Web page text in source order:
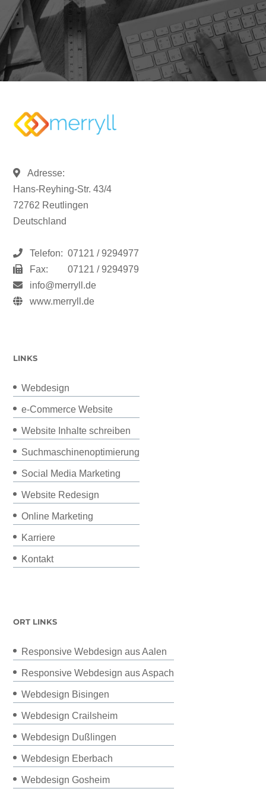
Adresse:
Hans-Reyhing-Str. 43/4
72762 Reutlingen
Deutschland
Telefon: 07121 / 9294977
Fax:
07121 / 9294979
info@merryll.de
www.merryll.de
LINKS
Webdesign
e-Commerce Website
Website Inhalte schreiben
Suchmaschinenoptimierung
Social Media Marketing
Website Redesign
Online Marketing
Karriere
Kontakt
ORT LINKS
Responsive Webdesign aus Aalen
Responsive Webdesign aus Aspach
Webdesign Bisingen
Webdesign Crailsheim
Webdesign Dußlingen
Webdesign Eberbach
Webdesign Gosheim